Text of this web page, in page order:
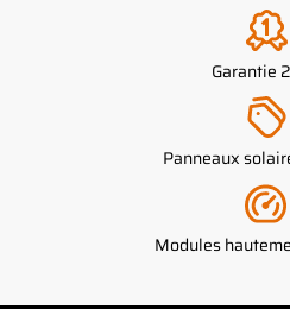
Garantie
Panneaux
Modules